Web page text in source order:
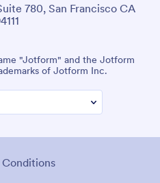
780, San Francisco CA
"Jotform" and the Jotform
of Jotform Inc.
Conditions